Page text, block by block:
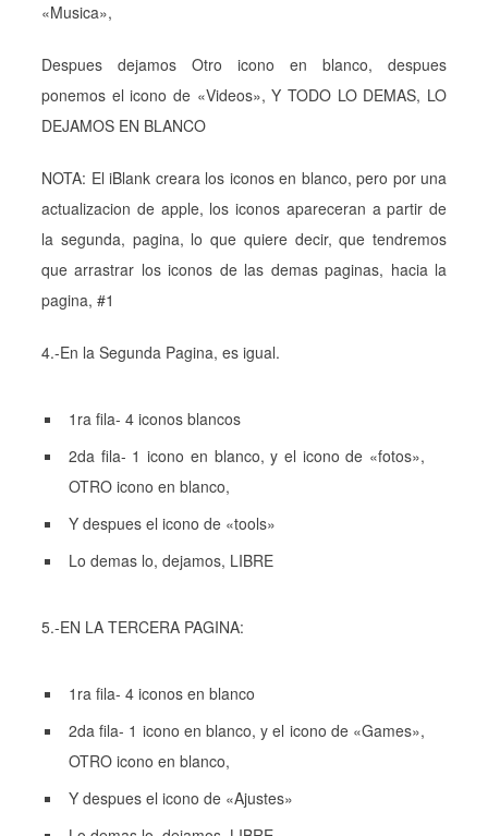
«Musica»,
Despues dejamos Otro icono en blanco, despues
ponemos el icono de «Videos», Y TODO LO DEMAS, LO
DEJAMOS EN BLANCO
NOTA: El iBlank creara los iconos en blanco, pero por una
actualizacion de apple, los iconos apareceran a partir de
la segunda, pagina, lo que quiere decir, que tendremos
que arrastrar los iconos de las demas paginas, hacia la
pagina, #1
4.-En la Segunda Pagina, es igual.
1ra fila- 4 iconos blancos
2da fila- 1 icono en blanco, y el icono de «fotos»,
OTRO icono en blanco,
Y despues el icono de «tools»
Lo demas lo, dejamos, LIBRE
5.-EN LA TERCERA PAGINA:
1ra fila- 4 iconos en blanco
2da fila- 1 icono en blanco, y el icono de «Games»,
OTRO icono en blanco,
Y despues el icono de «Ajustes»